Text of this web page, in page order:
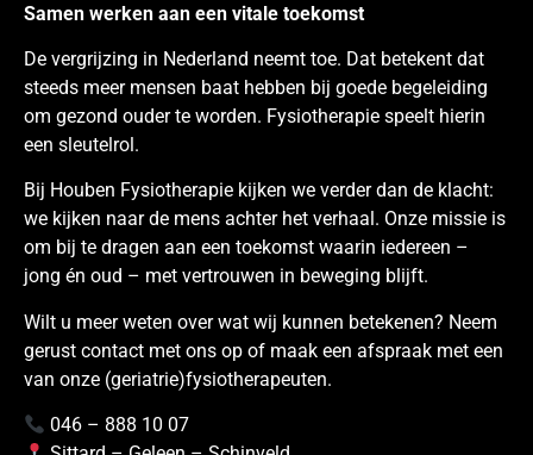
Samen werken aan een vitale toekomst
De vergrijzing in Nederland neemt toe. Dat betekent dat
steeds meer mensen baat hebben bij goede begeleiding
om gezond ouder te worden. Fysiotherapie speelt hierin
een sleutelrol.
Bij Houben Fysiotherapie kijken we verder dan de klacht:
we kijken naar de mens achter het verhaal. Onze missie is
om bij te dragen aan een toekomst waarin iedereen –
jong én oud – met vertrouwen in beweging blijft.
Wilt u meer weten over wat wij kunnen betekenen? Neem
gerust contact met ons op of maak een afspraak met een
van onze (geriatrie)fysiotherapeuten.
046 – 888 10 07